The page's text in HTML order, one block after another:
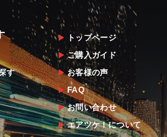
す
トップページ
ご購入ガイド
お客様の声
FAQ
お問い合わせ
エアツケ！について